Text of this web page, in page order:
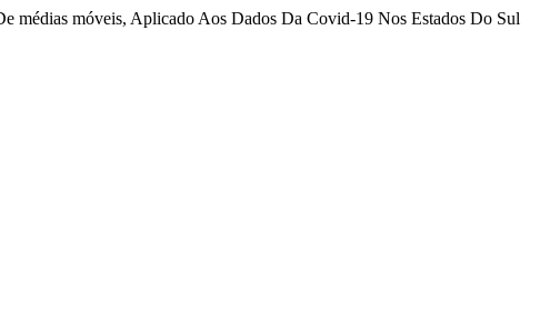
médias móveis, Aplicado Aos Dados Da Covid-19 Nos Estados Do Sul